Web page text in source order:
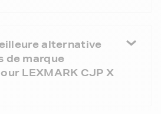
alternative
de marque
LEXMARK CJP X